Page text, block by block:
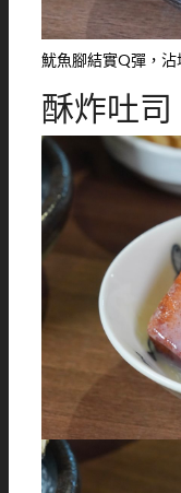
魷魚腳結實Q彈，沾
酥炸吐司